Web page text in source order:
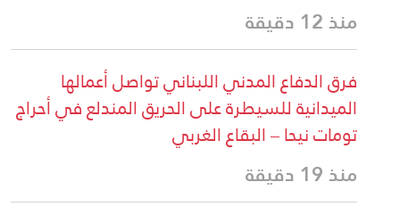
منذ 12 دقيقة
فرق الدفاع المدني اللبناني تواصل أعمالها
الميدانية للسيطرة على الحريق المندلع في أحراج
تومات نيحا – البقاع الغربي
منذ 19 دقيقة